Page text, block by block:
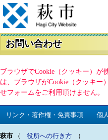
お問い合わせ
ブラウザでCookie（クッキー）が
は、ブラウザがCookie（クッキー
せフォームをご利用頂けません。
リンク・著作権・免責事項 個
萩市 （ 役所への行き方 ）